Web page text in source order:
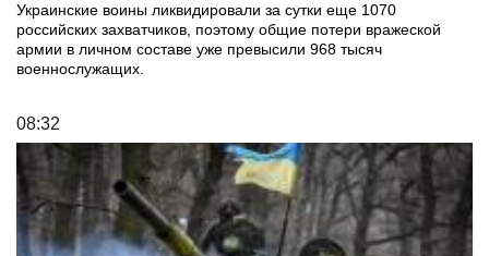
Украинские воины ликвидировали за сутки еще 1070
российских захватчиков, поэтому общие потери вражеской
армии в личном составе уже превысили 968 тысяч
военнослужащих.
08:32